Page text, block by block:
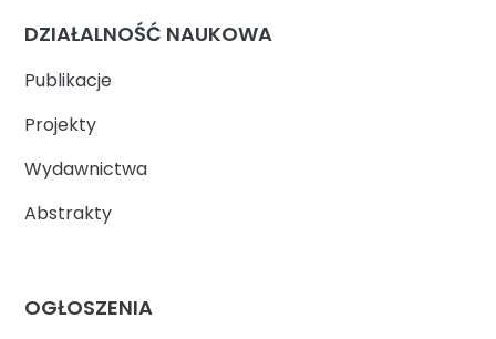
DZIAŁALNOŚĆ NAUKOWA
Publikacje
Projekty
Wydawnictwa
Abstrakty
OGŁOSZENIA